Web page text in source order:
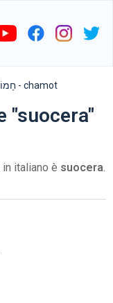
חָמוֹת - chamot
"suocera"
in italiano è suocera.